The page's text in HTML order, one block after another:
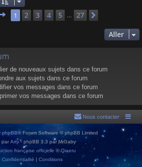
Page 1sur 27
1 2 3 4 5 27
Aller
de nouveaux sujets dans ce forum
aux sujets dans ce forum
vos messages dans ce forum
vos messages dans ce forum
Nous contacter
phpBB® Forum Software © phpBB Limited
par Arty- phpBB 3.3 par MrGaby
française officielle ©Qiaeru
Confidentialité | Conditions